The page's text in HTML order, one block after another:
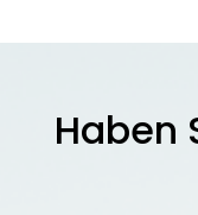
Haben